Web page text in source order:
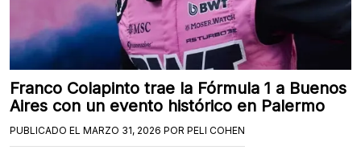
Franco Colapinto trae la Fórmula 1 a Buenos
Aires con un evento histórico en Palermo
PUBLICADO EL MARZO 31, 2026 POR PELI COHEN